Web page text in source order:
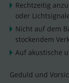
Rechtzeitig
oder
Nicht auf dem
stockendem
Auf akustische
Geduld und